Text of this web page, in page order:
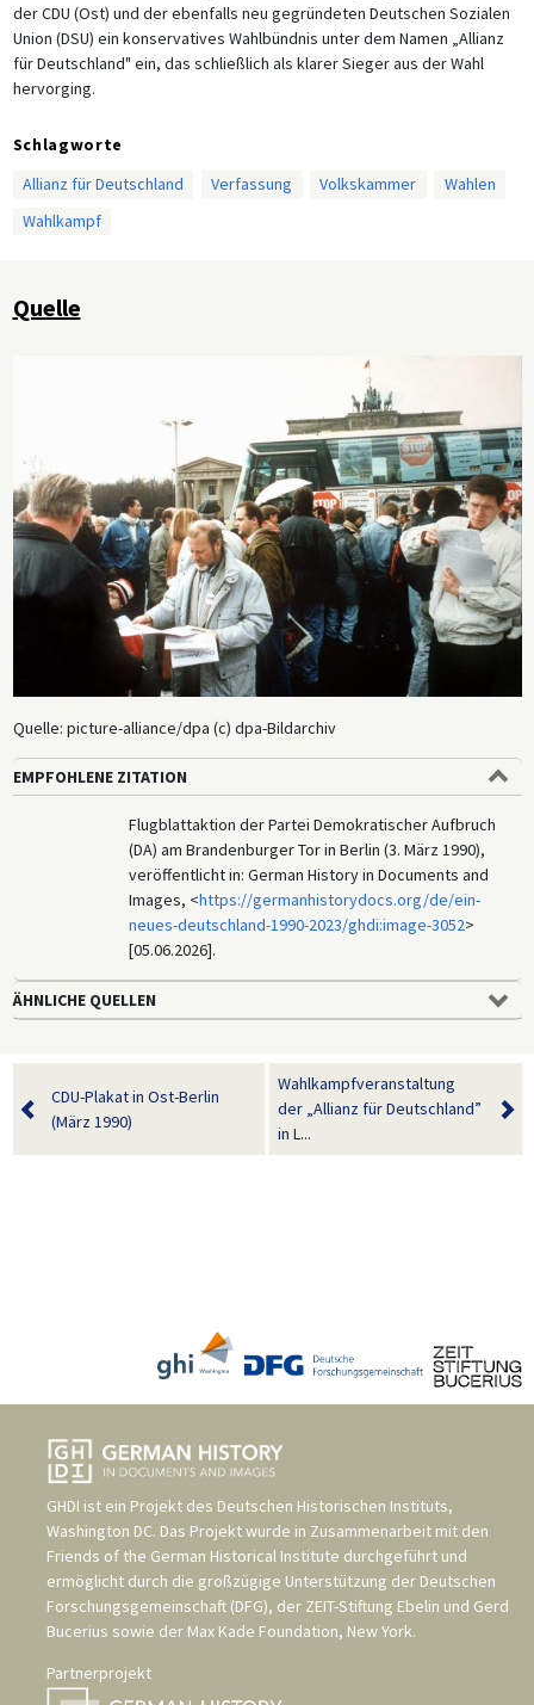
der CDU (Ost) und der ebenfalls neu gegründeten Deutschen Sozialen
Union (DSU) ein konservatives Wahlbündnis unter dem Namen „Allianz
für Deutschland" ein, das schließlich als klarer Sieger aus der Wahl
hervorging.
Schlagworte
Allianz für Deutschland
Verfassung Volkskammer
Wahlen
Wahlkampf
Quelle
Quelle: picture-alliance/dpa (c) dpa-Bildarchiv
EMPFOHLENE ZITATION
Flugblattaktion der Partei Demokratischer Aufbruch
(DA) am Brandenburger Tor in Berlin (3. März 1990),
veröffentlicht in: German History in Documents and
Images, <https://germanhistorydocs.org/de/ein-
neues-deutschland-1990-2023/ghdi:image-3052>
[05.06.2026].
ÄHNLICHE QUELLEN
CDU-Plakat in Ost-Berlin
(März 1990)
Wahlkampfveranstaltung
der „Allianz für Deutschland”
in L...
GHDI ist ein Projekt des Deutschen Historischen Instituts,
Washington DC. Das Projekt wurde in Zusammenarbeit mit den
Friends of the German Historical Institute durchgeführt und
ermöglicht durch die großzügige Unterstützung der Deutschen
Forschungsgemeinschaft (DFG), der ZEIT-Stiftung Ebelin und Gerd
Bucerius sowie der Max Kade Foundation, New York.
Partnerprojekt